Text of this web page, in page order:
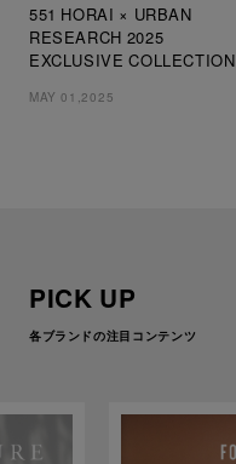
551 HORAI × URBAN
RESEARCH 2025
EXCLUSIVE COLLECTION
MAY 01,2025
PICK UP
各ブランドの注目コンテンツ